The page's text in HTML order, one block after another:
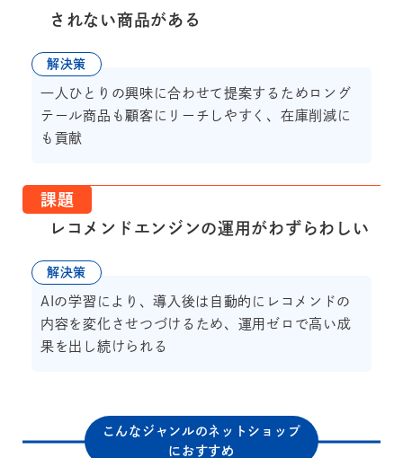
されない商品がある
解決策
一人ひとりの興味に合わせて提案するためロング
テール商品も顧客にリーチしやすく、在庫削減に
も貢献
課題
レコメンドエンジンの運用がわずらわしい
解決策
AIの学習により、導入後は自動的にレコメンドの
内容を変化させつづけるため、運用ゼロで高い成
果を出し続けられる
こんなジャンルのネットショップ
におすすめ